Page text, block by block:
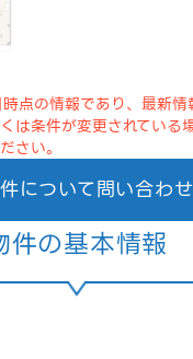
点の情報であり、最新情
は条件が変更されている
さい。
について問い合わ
件の基本情報